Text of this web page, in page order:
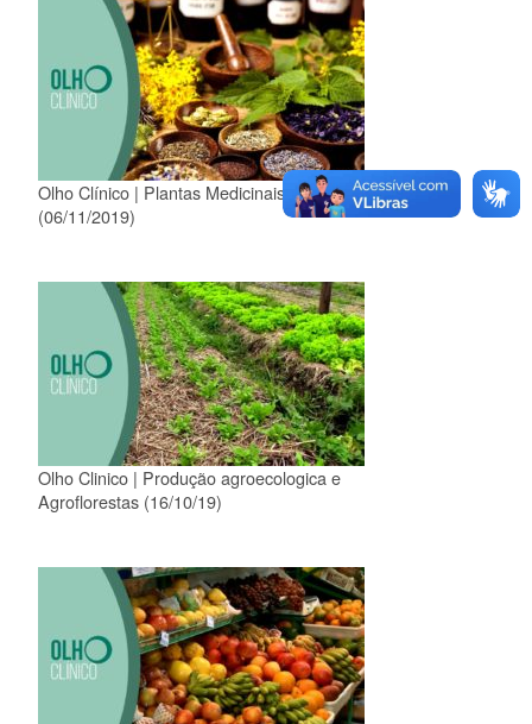
Olho Clínico | Plantas Medicinais
(06/11/2019)
Olho Clinico | Produção agroecologica e
Agroflorestas (16/10/19)